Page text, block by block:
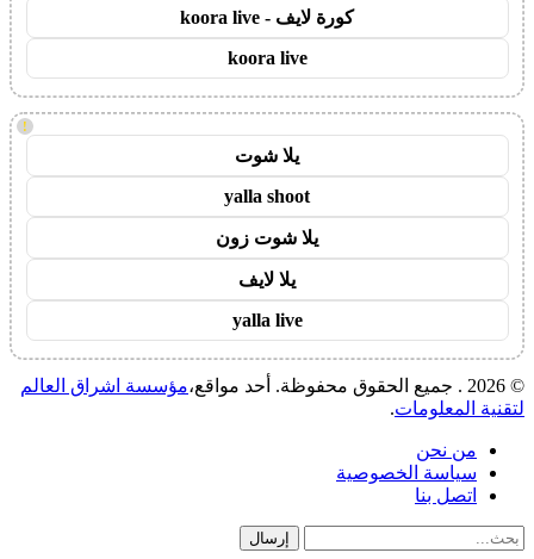
كورة لايف - koora live
koora live
!
يلا شوت
yalla shoot
يلا شوت زون
يلا لايف
yalla live
© 2026 . جميع الحقوق محفوظة. أحد مواقع،
مؤسسة اشراق العالم
لتقنية المعلومات.
من نحن
سياسة الخصوصية
اتصل بنا
إرسال